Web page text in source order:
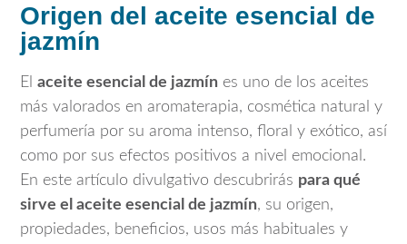
Origen del aceite esencial de
jazmín
El aceite esencial de jazmín es uno de los aceites
más valorados en aromaterapia, cosmética natural y
perfumería por su aroma intenso, floral y exótico, así
como por sus efectos positivos a nivel emocional.
En este artículo divulgativo descubrirás para qué
sirve el aceite esencial de jazmín, su origen,
propiedades, beneficios, usos más habituales y